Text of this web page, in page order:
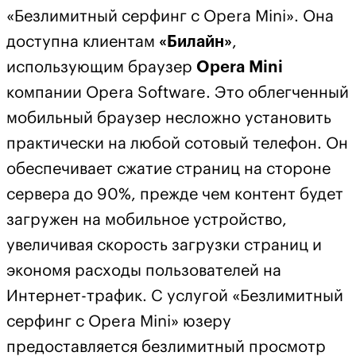
«Безлимитный серфинг с Opera Mini». Она
доступна клиентам «Билайн»,
использующим браузер Opera Mini
компании Opera Software. Это облегченный
мобильный браузер несложно установить
практически на любой сотовый телефон. Он
обеспечивает сжатие страниц на стороне
сервера до 90%, прежде чем контент будет
загружен на мобильное устройство,
увеличивая скорость загрузки страниц и
экономя расходы пользователей на
Интернет-трафик. С услугой «Безлимитный
серфинг с Opera Mini» юзеру
предоставляется безлимитный просмотр